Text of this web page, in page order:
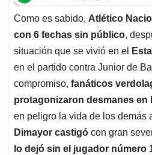
t
s
A
p
p
e
b
o
o
k
k
e
d
I
n
i
l
e
a
d
s
Como es sabido, Atlético
con 6 fechas sin público,
situación que se vivió en el
en el partido contra Junior de
compromiso, fanáticos
protagonizaron desmanes en
en peligro la vida de los demás
Dimayor castigó con gran
lo dejó sin el jugador número